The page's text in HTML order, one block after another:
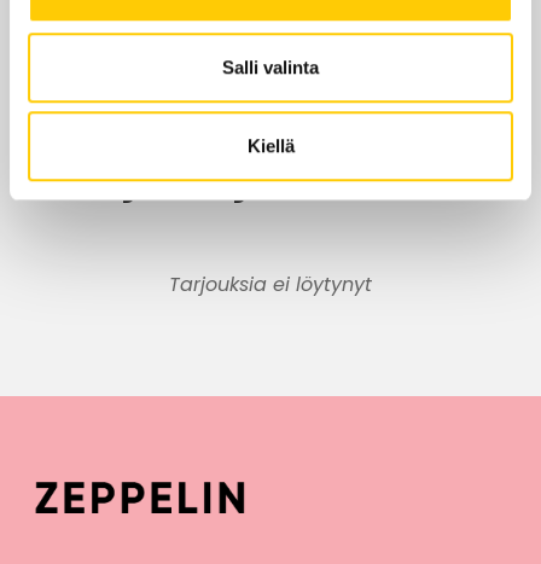
Salli valinta
Kiellä
KATSO POHJAKARTALLA
Edut ja tarjoukset
Tarjouksia ei löytynyt